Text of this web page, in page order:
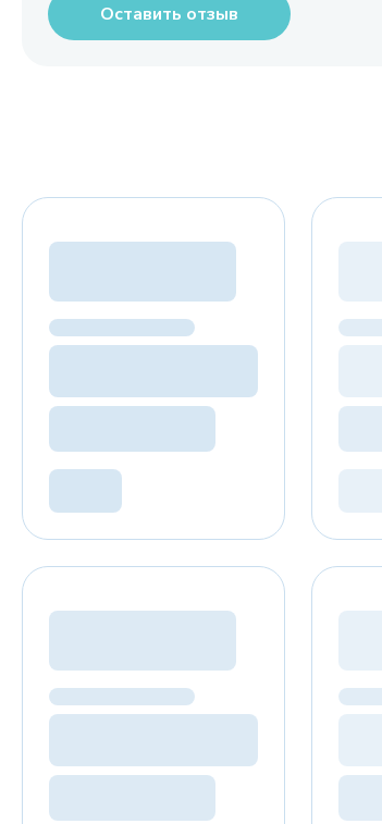
Оставить отзыв